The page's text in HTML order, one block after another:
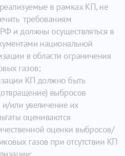
в рамках КП, не
требованиям
РФ и должны осуществляться в
национальной
в области ограничения
газов;
КП должно быть
выбросов
или увеличение их
оцениваются
оценки выбросов/
газов при отсутствии КП